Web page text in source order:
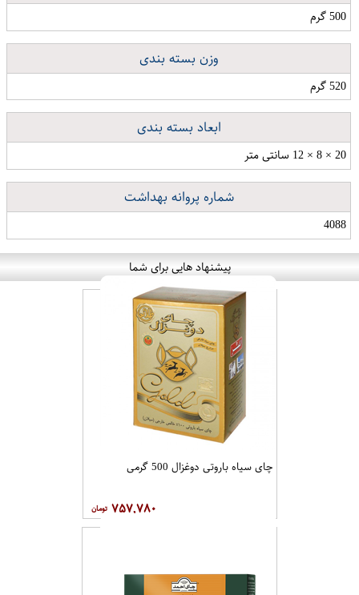
500 گرم
وزن بسته بندی
520 گرم
ابعاد بسته بندی
20 × 8 × 12 سانتی متر
شماره پروانه بهداشت
4088
پیشنهاد هایی برای شما
چای سیاه باروتی دوغزال 500 گرمی
۷۵۷,۷۸۰